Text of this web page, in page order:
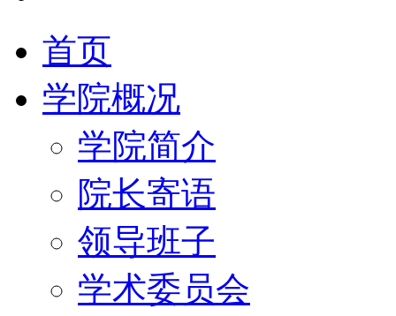
首页
学院概况
学院简介
院长寄语
领导班子
学术委员会